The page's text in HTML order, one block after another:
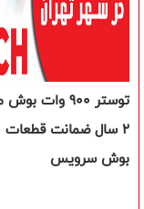
توستر 900 وات بوش مدل TAT6901
2 سال ضمانت قطعات
بوش سرویس